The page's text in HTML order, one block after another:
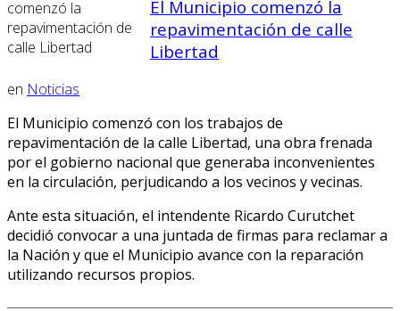
El Municipio comenzó la
repavimentación de calle
Libertad
en Noticias
El Municipio comenzó con los trabajos de
repavimentación de la calle Libertad, una obra frenada
por el gobierno nacional que generaba inconvenientes
en la circulación, perjudicando a los vecinos y vecinas.
Ante esta situación, el intendente Ricardo Curutchet
decidió convocar a una juntada de firmas para reclamar a
la Nación y que el Municipio avance con la reparación
utilizando recursos propios.